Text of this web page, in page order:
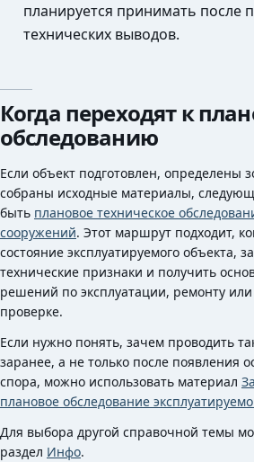
планируется принимать после
технических выводов.
Когда переходят к
обследованию
Если объект подготовлен, определены
собраны исходные материалы,
быть плановое техническое
сооружений. Этот маршрут подходит,
состояние эксплуатируемого объекта,
технические признаки и получить
решений по эксплуатации, ремонту
проверке.
Если нужно понять, зачем проводить
заранее, а не только после появления
спора, можно использовать материал
плановое обследование
Для выбора другой справочной темы
раздел Инфо.